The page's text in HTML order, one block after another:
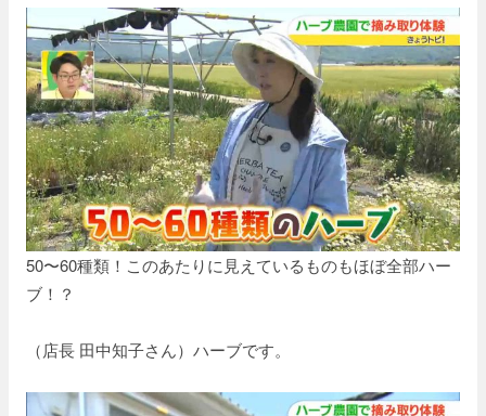
50〜60種類！このあたりに見えているものもほぼ全部ハー
ブ！？
（店長 田中知子さん）ハーブです。